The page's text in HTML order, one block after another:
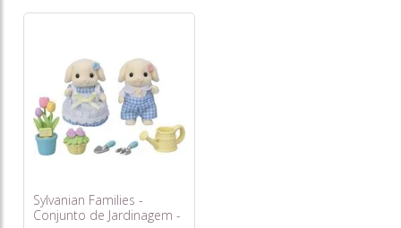
Sylvanian Families -
Conjunto de Jardinagem -